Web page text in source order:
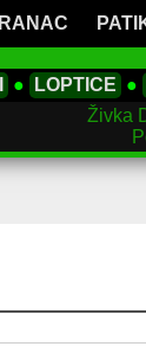
RANAC
● LOPTICE ●
Živka